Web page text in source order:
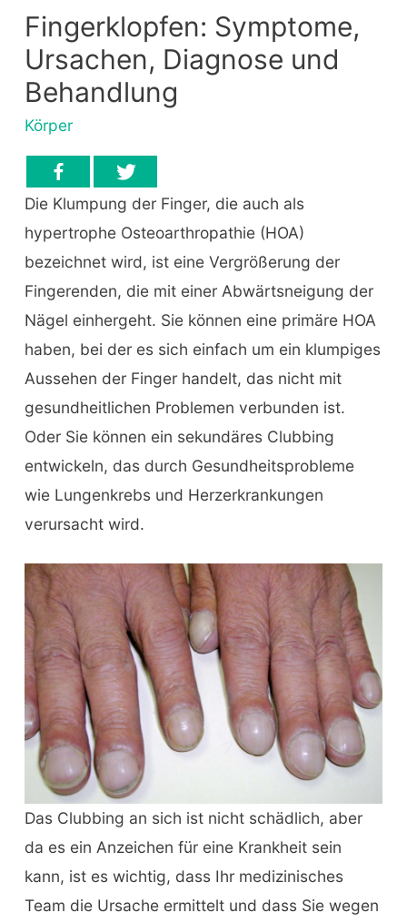
Fingerklopfen: Symptome,
Ursachen, Diagnose und
Behandlung
Körper
Die Klumpung der Finger, die auch als
hypertrophe Osteoarthropathie (HOA)
bezeichnet wird, ist eine Vergrößerung der
Fingerenden, die mit einer Abwärtsneigung der
Nägel einhergeht. Sie können eine primäre HOA
haben, bei der es sich einfach um ein klumpiges
Aussehen der Finger handelt, das nicht mit
gesundheitlichen Problemen verbunden ist.
Oder Sie können ein sekundäres Clubbing
entwickeln, das durch Gesundheitsprobleme
wie Lungenkrebs und Herzerkrankungen
verursacht wird.
Das Clubbing an sich ist nicht schädlich, aber
da es ein Anzeichen für eine Krankheit sein
kann, ist es wichtig, dass Ihr medizinisches
Team die Ursache ermittelt und dass Sie wegen